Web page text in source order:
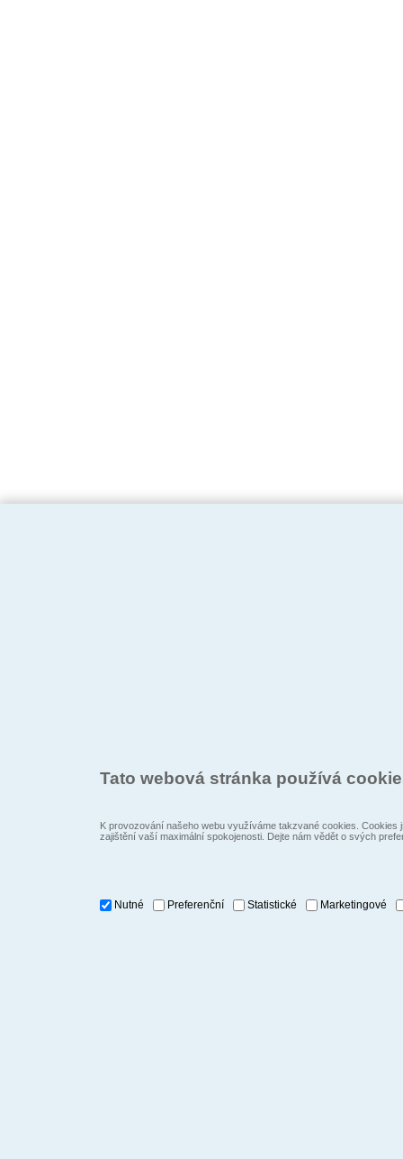
Tato webová stránka používá
K provozování našeho webu využíváme takzvané cookies.
zajištění vaší maximální spokojenosti. Dejte nám vědět o svých
Nutné Preferenční Statistické Marketingové